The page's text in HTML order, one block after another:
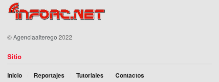
©Agenciaalterego 2022
Sitio
Inicio Reportajes Tutoriales Contactos